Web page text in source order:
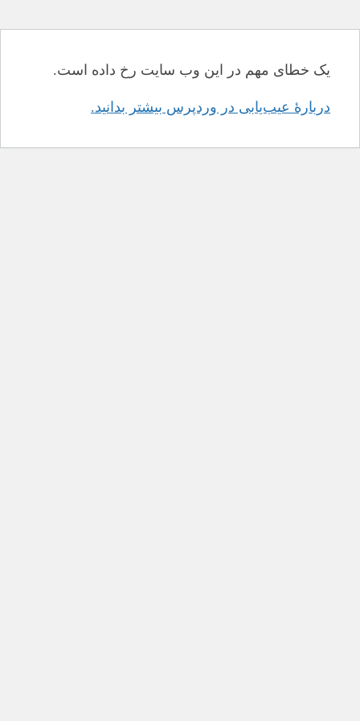
یک خطای مهم در این وب سایت رخ داده است.
دربارهٔ عیب‌یابی در وردپرس بیشتر بدانید.